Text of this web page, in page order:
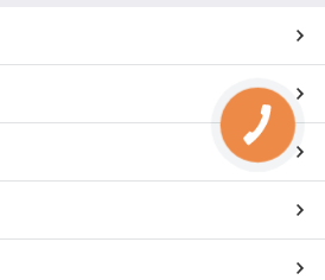
КНОПКА
ЗВ'ЯЗКУ